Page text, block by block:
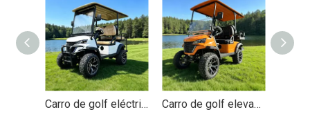
Carro de golf eléctrico elevado de lujo de 4 plazas - EG202DKSZ Carro de golf elevado de lujo para 2+2 personas y 4 personas - EG202DKSZ